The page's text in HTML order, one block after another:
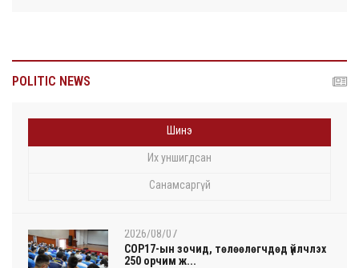
POLITIC NEWS
Шинэ
Их уншигдсан
Санамсаргүй
2026/08/07
COP17-ын зочид, төлөөлөгчдөд үйлчлэх
250 орчим ж...